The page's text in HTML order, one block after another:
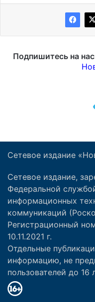
Сетевое издание
Сетевое издание,
Федеральной
информационных
коммуникаций
Регистрационный
10.11.2021 г.
Отдельные
информацию, не
пользователей до 16